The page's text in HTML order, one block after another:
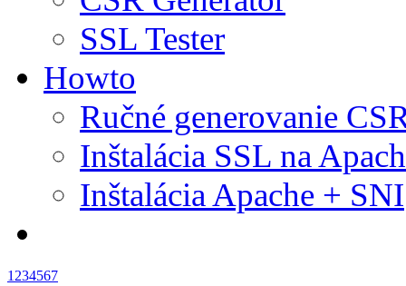
SSL Tester
Howto
Ručné generovanie
Inštalácia SSL na
Inštalácia Apache + SNI
1 234567